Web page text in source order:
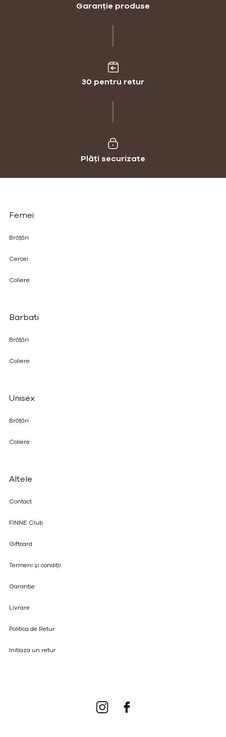
Garanție produse
30 pentru retur
Plăți securizate
Femei
Brățări
Cercei
Coliere
Barbati
Brățări
Coliere
Unisex
Brățări
Coliere
Altele
Contact
FINNE Club
Giftcard
Termeni și condiții
Garanție
Livrare
Politica de Retur
Initiaza un retur